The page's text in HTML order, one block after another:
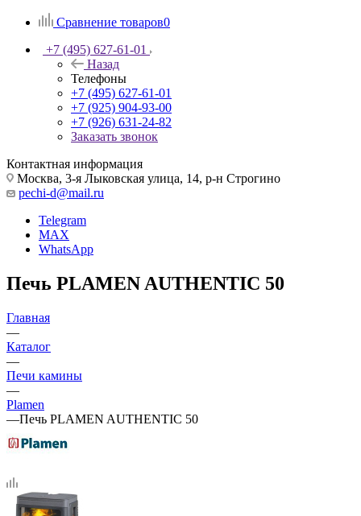
Сравнение товаров0
+7 (495) 627-61-01
Назад
Телефоны
+7 (495) 627-61-01
+7 (925) 904-93-00
+7 (926) 631-24-82
Заказать звонок
Контактная информация
Москва, 3-я Лыковская улица, 14, р-н Строгино
pechi-d@mail.ru
Telegram
MAX
WhatsApp
Печь PLAMEN AUTHENTIC 50
Главная
—
Каталог
—
Печи камины
—
Plamen
—Печь PLAMEN AUTHENTIC 50